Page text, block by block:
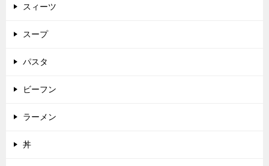
スィーツ
スープ
パスタ
ビーフン
ラーメン
丼